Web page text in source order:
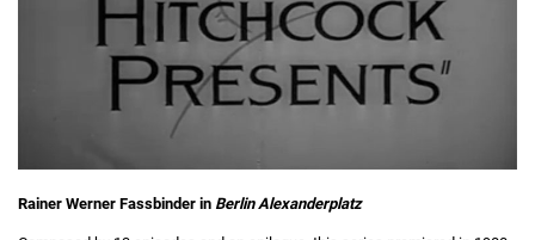
Rainer Werner Fassbinder in Berlin Alexanderplatz